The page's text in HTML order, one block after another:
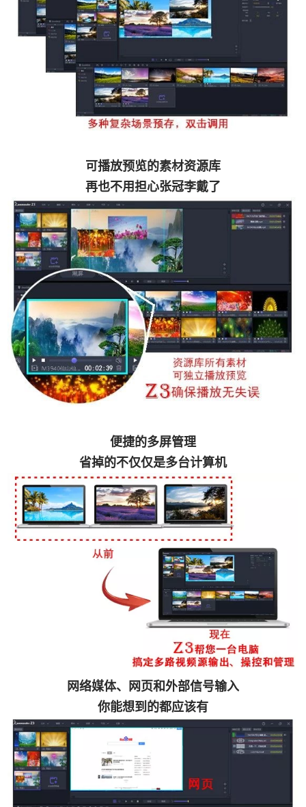
可播放预览的素材资源库
再也不用担心张冠李戴了
便捷的多屏管理
省掉的不仅仅是多台计算机
网络媒体、网页和外部信号输入
你能想到的都应该有